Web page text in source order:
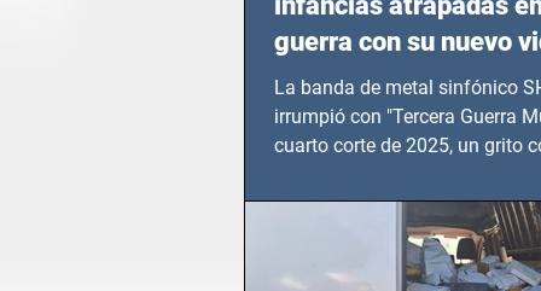
guerra con su nuevo
TERCERA GUERRA
La banda de metal sinfónico
irrumpió con "Tercera Guerra
cuarto corte de 2025, un grito
en epicentros bélicos.